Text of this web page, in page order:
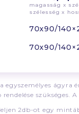
magasság x
szélesség x
70x90/
70x90/
ágyra
szükséges.
2db-ot egy